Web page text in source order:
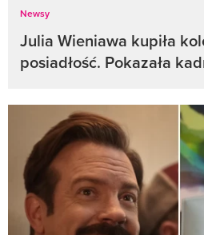
Newsy
Julia Wieniawa kupiła
posiadłość. Pokazała